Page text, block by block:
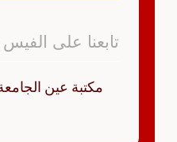
تابعنا على
‏مكتبة عين